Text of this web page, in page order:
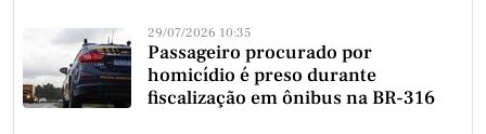
29/07/2026 10:35
Passageiro procurado por
homicídio é preso durante
fiscalização em ônibus na BR-316